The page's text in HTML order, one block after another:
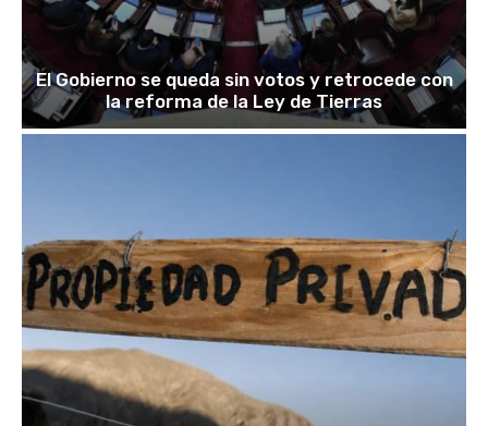
El Gobierno se queda sin votos y retrocede con
la reforma de la Ley de Tierras